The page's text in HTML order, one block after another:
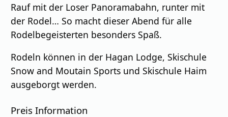
Rauf mit der Loser Panoramabahn, runter mit
der Rodel… So macht dieser Abend für alle
Rodelbegeisterten besonders Spaß.
Rodeln können in der Hagan Lodge, Skischule
Snow and Moutain Sports und Skischule Haim
ausgeborgt werden.
Preis Information